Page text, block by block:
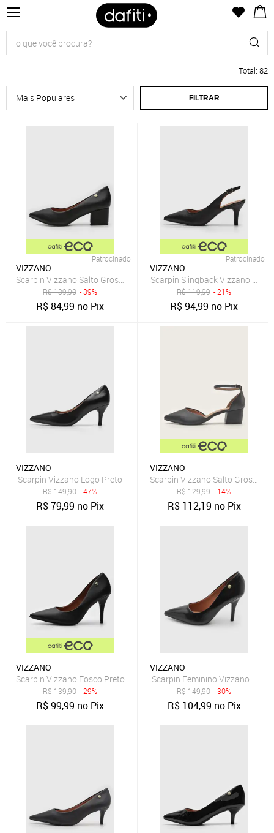
Total: 82
FILTRAR
Patrocinado
VIZZANO
Scarpin Vizzano Salto Grosso Preto
R$139,90 - 39%
R$84,99 no Pix
Patrocinado
VIZZANO
Scarpin Slingback Vizzano
R$119,99 - 21%
R$94,99 no Pix
VIZZANO
Scarpin Vizzano Logo Preto
R$149,90 - 47%
R$79,99 no Pix
VIZZANO
Scarpin Vizzano Salto Grosso
R$129,99 - 14%
R$ 112,19 no Pix
VIZZANO
Scarpin Vizzano Fosco Preto
R$139,90 - 29%
R$99,99 no Pix
VIZZANO
Scarpin Feminino Vizzano Bico
R$149,90 - 30%
R$ 104,99 no Pix